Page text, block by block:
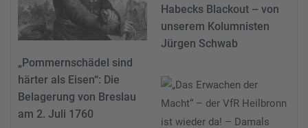
„Pommernschädel sind
härter als Eisen“: Die
Belagerung von Breslau
am 2. Juli 1760
Habecks Blackout – von
unserem Kolumnisten
Jürgen Schwab